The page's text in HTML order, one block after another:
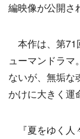
編映像が公開さ
本作は、第71
ューマンドラマ
ないが、無垢な
かけに大きく運
『夏をゆく人